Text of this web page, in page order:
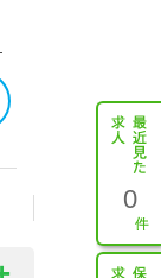
0